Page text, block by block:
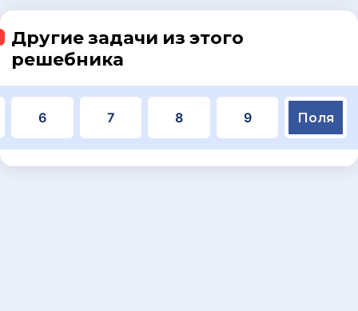
Другие задачи из этого
решебника
6 7 8 9 Поля